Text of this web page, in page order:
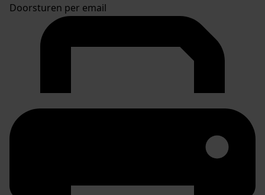
Doorsturen per email